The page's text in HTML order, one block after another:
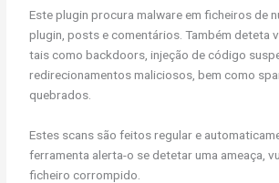
Este plugin procura malware em ficheiros de
plugin, posts e comentários. Também deteta
tais como backdoors, injeção de código
redirecionamentos maliciosos, bem como
quebrados.
Estes scans são feitos regular e
ferramenta alerta-o se detetar uma ameaça,
ficheiro corrompido.